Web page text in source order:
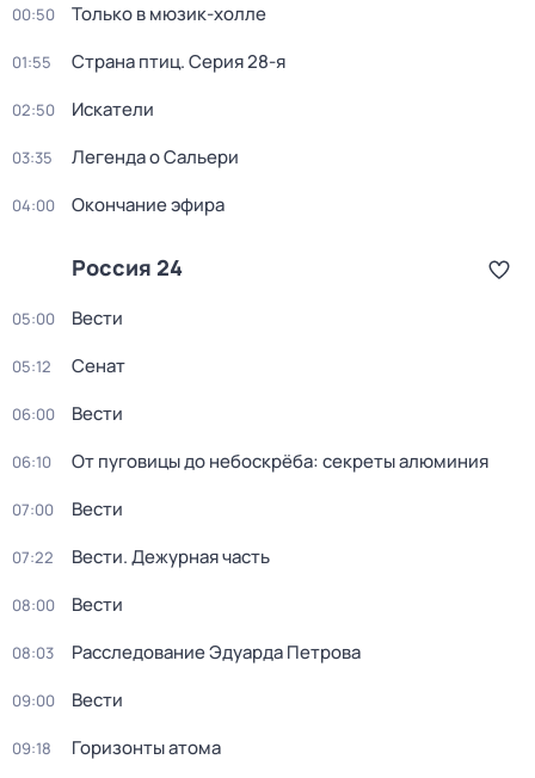
00:50 Только в мюзик-холле
01:55 Страна птиц. Серия 28-я
02:50 Искатели
03:35 Легенда о Сальери
04:00 Окончание эфира
Россия 24
05:00 Вести
05:12 Сенат
06:00 Вести
06:10 От пуговицы до небоскрёба: секреты алюминия
07:00 Вести
07:22 Вести. Дежурная часть
08:00 Вести
08:03 Расследование Эдуарда Петрова
09:00 Вести
09:18 Горизонты атома